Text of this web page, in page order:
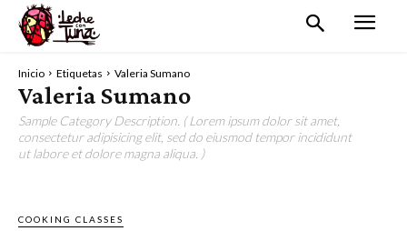
Inicio Etiquetas Valeria Sumano
Valeria Sumano
Sample Category Description. ( Lorem ipsum dolor sit amet,
consectetur adipisicing elit, sed do eiusmod tempor incididunt
ut labore et dolore magna aliqua. )
COOKING CLASSES